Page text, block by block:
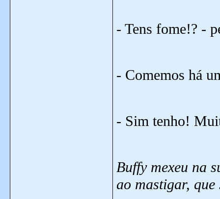
- Tens fome!? -
- Comemos há
- Sim tenho!
Buffy mexeu na
ao mastigar,